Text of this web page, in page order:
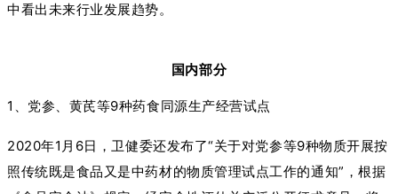
中看出未来行业发展趋势。
国内部分
1、党参、黄芪等9种药食同源生产经营试点
2020年1月6日，卫健委还发布了“关于对党参等9种物质开展按
照传统既是食品又是中药材的物质管理试点工作的通知”，根据